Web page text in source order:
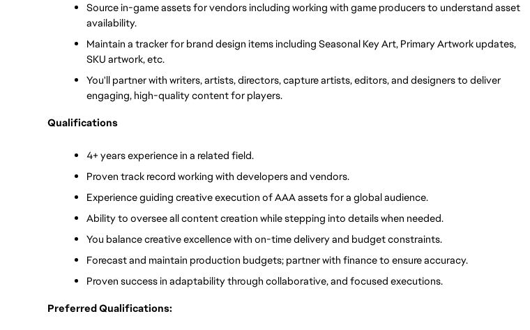
Source in-game assets for vendors including working with game producers to understand asset
availability.
Maintain a tracker for brand design items including Seasonal Key Art, Primary Artwork updates,
SKU artwork, etc.
You'll partner with writers, artists, directors, capture artists, editors, and designers to deliver
engaging, high-quality content for players.
Qualifications
4+ years experience in a related field.
Proven track record working with developers and vendors.
Experience guiding creative execution of AAA assets for a global audience.
Ability to oversee all content creation while stepping into details when needed.
You balance creative excellence with on-time delivery and budget constraints.
Forecast and maintain production budgets; partner with finance to ensure accuracy.
Proven success in adaptability through collaborative, and focused executions.
Preferred Qualifications: